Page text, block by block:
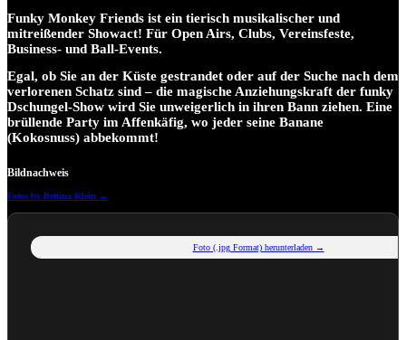
Funky Monkey Friends ist ein tierisch musikalischer und
mitreißender Showact! Für Open Airs, Clubs, Vereinsfeste,
Business- und Ball-Events.
Egal, ob Sie an der Küste gestrandet oder auf der Suche nach dem
verlorenen Schatz sind – die magische Anziehungskraft der funky
Dschungel-Show wird Sie unweigerlich in ihren Bann ziehen. Eine
brüllende Party im Affenkäfig, wo jeder seine Banane
(Kokosnuss) abbekommt!
Bildnachweis
Fotos by Bettina Klein →
Foto (.jpg Format) herunterladen →